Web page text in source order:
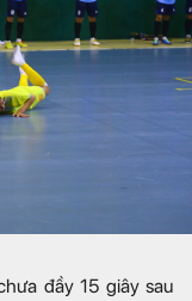
đầy 15 giây sau